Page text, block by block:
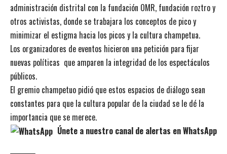
administración distrital con la fundación OMR, fundación roztro y
otros activistas, donde se trabajara los conceptos de pico y
minimizar el estigma hacia los picos y la cultura champetua.
Los organizadores de eventos hicieron una petición para fijar
nuevas políticas que amparen la integridad de los espectáculos
públicos.
El gremio champetuo pidió que estos espacios de diálogo sean
constantes para que la cultura popular de la ciudad se le dé la
importancia que se merece.
Únete a nuestro canal de alertas en WhatsApp